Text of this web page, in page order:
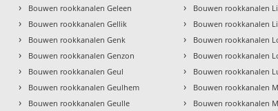
› Bouwen rookkanalen Geleen
› Bouwen rookkanalen Gellik
› Bouwen rookkanalen Genk
› Bouwen rookkanalen Genzon
› Bouwen rookkanalen Geul
› Bouwen rookkanalen Geulhem
› Bouwen rookkanalen Geulle
› Bouwen rookkanalen
› Bouwen rookkanalen
› Bouwen rookkanalen
› Bouwen rookkanalen
› Bouwen rookkanalen
› Bouwen rookkanalen
› Bouwen rookkanalen